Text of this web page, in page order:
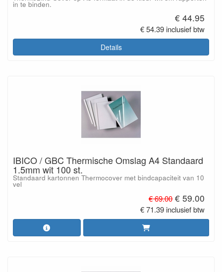
in te binden.
€ 44.95
€ 54.39 inclusief btw
Details
IBICO / GBC Thermische Omslag A4 Standaard
1.5mm wit 100 st.
Standaard kartonnen Thermocover met bindcapaciteit van 10
vel
€ 69.00 € 59.00
€ 71.39 inclusief btw